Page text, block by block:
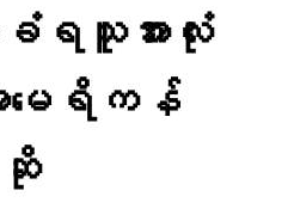
ရသူအားလုံး
မေရိကန်